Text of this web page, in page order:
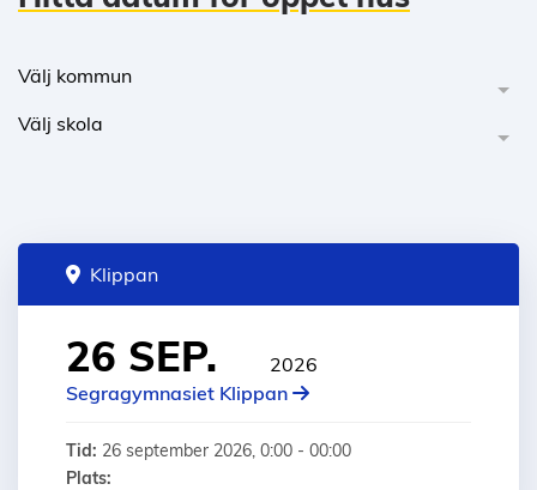
Välj kommun
Välj skola
Klippan
26 SEP.
2026
Segragymnasiet Klippan
Tid: 26 september 2026, 0:00 - 00:00
Plats: